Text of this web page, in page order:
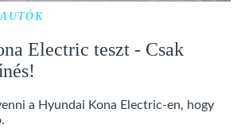
Electric teszt - Csak
a Hyundai Kona Electric-en, hogy